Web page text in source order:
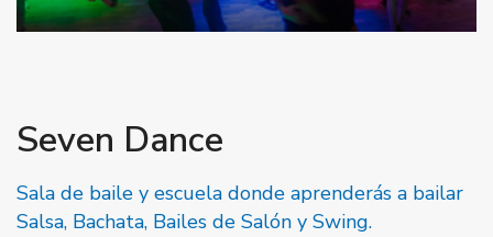
Seven Dance
Sala de baile y escuela donde aprenderás a bailar
Salsa, Bachata, Bailes de Salón y Swing.